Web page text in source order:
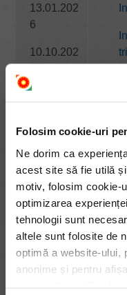
Folosim cookie-uri
Ne dorim ca
acest site să fie utilă
motiv, folosim cookie-
optimizarea
tehnologii sunt
altele sunt folosite de
optimă a website-ului,
anonime și pentru
13.01.202
6
10.10.202
5
02.06.202
5
07.04.202
10.02.202